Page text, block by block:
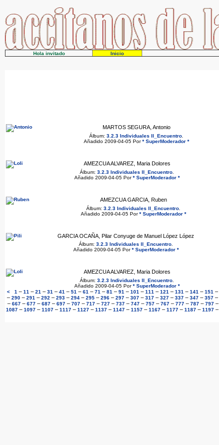
Hola invitado Inicio
MARTOS SEGURA, Antonio
Álbum: 3.2.3 Individuales II_Encuentro
Añadido 2009-04-05 Por* SuperModerador *
AMEZCUA ALVAREZ, Maria Dolores
Álbum: 3.2.3 Individuales II_Encuentro
Añadido 2009-04-05 Por* SuperModerador *
AMEZCUA GARCIA, Ruben
Álbum: 3.2.3 Individuales II_Encuentro
Añadido 2009-04-05 Por* SuperModerador *
GARCIA OCAÑA, Pilar Conyuge de Manuel López López
Álbum: 3.2.3 Individuales II_Encuentro.
Añadido 2009-04-05 Por* SuperModerador *
AMEZCUA ALVAREZ, Maria Dolores
Álbum: 3.2.3 Individuales II_Encuentro
Añadido 2009-04-05 Por* SuperModerador *
<
1 – 11 – 21 – 31 – 41 – 51 – 61 – 71 – 81 – 91 – 101 – 111 – 121 – 131 – 141 – 151 –
– 290– 291 – 292 – 293– 294– 295– 296– 297– 307– 317– 327– 337– 347– 357–
– 667 – 677 – 687 – 697 – 707 – 717 – 727 – 737 – 747 – 757 – 767 – 777 – 787 – 797 –
1087 – 1097 – 1107 – 1117 – 1127 – 1137 – 1147 – 1157 – 1167 – 1177 – 1187 – 1197 –